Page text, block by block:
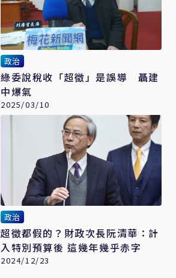
政治
綠委說稅收「超徵」是誤導 聶建
中爆氣
2025/03/10
政治
超徵都假的？財政次長阮清華：計
入特別預算後 這幾年幾乎赤字
2024/12/23